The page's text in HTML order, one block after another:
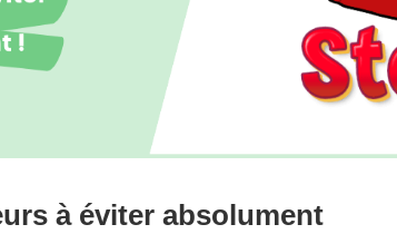
à éviter absolument